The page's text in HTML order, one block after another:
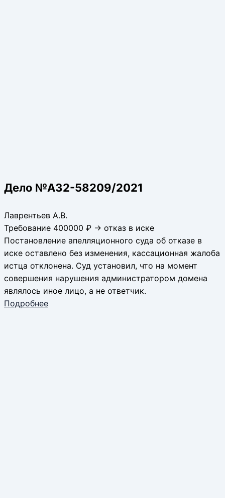
Дело №А32-58209/2021
Лаврентьев А.В.
Требование 400000 ₽ → отказ в иске
Постановление апелляционного суда об отказе в
иске оставлено без изменения, кассационная жалоба
истца отклонена. Суд установил, что на момент
совершения нарушения администратором домена
являлось иное лицо, а не ответчик.
Подробнее